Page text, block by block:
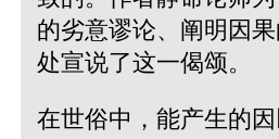
的劣意谬论、阐明因
处宣说了这一偈颂。
在世俗中，能产生的